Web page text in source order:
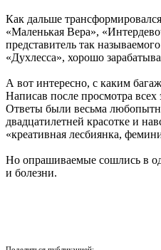
Как дальше
«Маленькая Вера»,
представитель так
«Духлесса», хорошо
А вот интересно, с каким
Написав после просмотра
Ответы были весьма
двадцатилетней красотке и
«креативная лесбиянка,
Но опрашиваемые сошлись в
и болезни.